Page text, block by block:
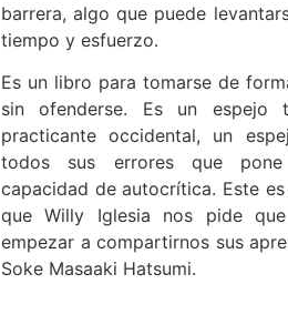
barrera, algo que puede
tiempo y esfuerzo.
Es un libro para tomarse de
sin ofenderse. Es un espejo
practicante occidental, un
todos sus errores que
capacidad de autocrítica. Este
que Willy Iglesia nos pide
empezar a compartirnos sus
Soke Masaaki Hatsumi.